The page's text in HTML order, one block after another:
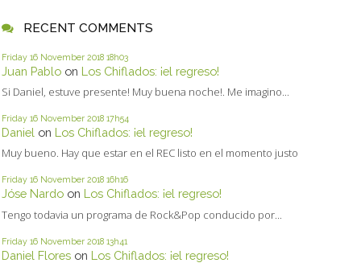
RECENT COMMENTS
Friday 16 November 2018 18h03
Juan Pablo on Los Chiflados: ¡el regreso!
Si Daniel, estuve presente! Muy buena noche!. Me imagino...
Friday 16 November 2018 17h54
Daniel on Los Chiflados: ¡el regreso!
Muy bueno. Hay que estar en el REC listo en el momento justo
Friday 16 November 2018 16h16
Jóse Nardo on Los Chiflados: ¡el regreso!
Tengo todavia un programa de Rock&Pop conducido por...
Friday 16 November 2018 13h41
Daniel Flores on Los Chiflados: ¡el regreso!